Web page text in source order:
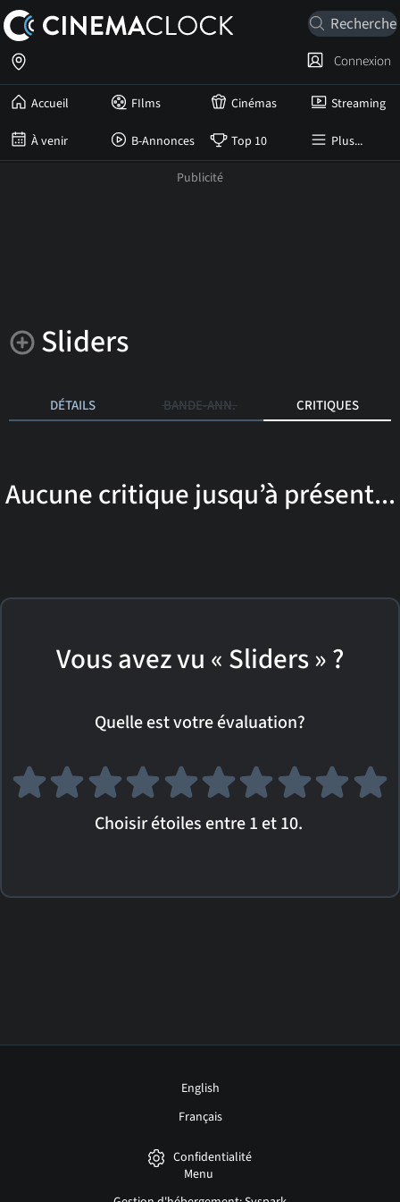
Accueil FIlms Cinémas Streaming
À venir B-Annonces Top 10 Plus...
Connexion
Sliders
DÉTAILS BANDE-ANN. CRITIQUES
Aucune critique jusqu’à présent...
Vous avez vu « Sliders » ?
Quelle est votre évaluation?
Choisir étoiles entre 1 et 10.
English
Français
Confidentialité
Menu